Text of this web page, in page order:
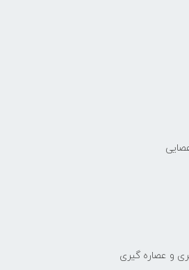
و عصاره گیری